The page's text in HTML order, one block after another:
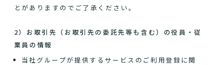
とがありますのでご了承ください。
2）お取引先（お取引先の委託先等も含む）の役員・従
業員の情報
当社グループが提供するサービスのご利用登録に関